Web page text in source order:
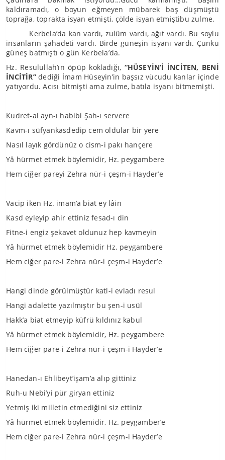
kaldıramadı, o boyun eğmeyen mübarek baş düşmüştü
toprağa, toprakta isyan etmişti, çölde isyan etmiştibu zulme.
Kerbela’da kan vardı, zulüm vardı, ağıt vardı. Bu soylu
insanların şahadeti vardı. Birde güneşin isyanı vardı. Çünkü
güneş batmıştı o gün Kerbela’da.
Hz. Resulullah’ın öpüp kokladığı, “HÜSEYİN’İ İNCİTEN, BENİ
İNCİTİR”dediği İmam Hüseyin’in başsız vücudu kanlar içinde
yatıyordu. Acısı bitmişti ama zulme, batıla isyanı bitmemişti.
Kudret-al ayn-ı habibi Şah-ı servere
Kavm-ı süfyankasdedip cem oldular bir yere
Nasıl layık gördünüz o cism-i pakı hançere
Yâ hürmet etmek böylemidir, Hz. peygambere
Hem ciğer pareyi Zehra nür-i çeşm-i Hayder’e
Vacip iken Hz. imam’a biat ey lâin
Kasd eyleyip ahir ettiniz fesad-ı din
Fitne-i engiz şekavet oldunuz hep kavmeyin
Yâ hürmet etmek böylemidir Hz. peygambere
Hem ciğer pare-i Zehra nür-i çeşm-i Hayder’e
Hangi dinde görülmüştür katl-i evladı resul
Hangi adalette yazılmıştır bu şen-i usül
Hakk’a biat etmeyip küfrü kıldınız kabul
Yâ hürmet etmek böylemidir, Hz. peygambere
Hem ciğer pare-i Zehra nür-i çeşm-i Hayder’e
Hanedan-ı Ehlibeyt’işam’a alıp gittiniz
Ruh-u Nebi’yi pür giryan ettiniz
Yetmiş iki milletin etmediğini siz ettiniz
Yâ hürmet etmek böylemidir, Hz. peygamber’e
Hem ciğer pare-i Zehra nür-i çeşm-i Hayder’e